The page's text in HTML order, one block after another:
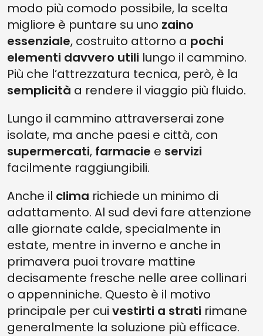
modo più comodo possibile, la scelta
migliore è puntare su uno zaino
essenziale, costruito attorno a pochi
elementi davvero utili lungo il cammino.
Più che l’attrezzatura tecnica, però, è la
semplicità a rendere il viaggio più fluido.
Lungo il cammino attraverserai zone
isolate, ma anche paesi e città, con
supermercati, farmacie e servizi
facilmente raggiungibili.
Anche il clima richiede un minimo di
adattamento. Al sud devi fare attenzione
alle giornate calde, specialmente in
estate, mentre in inverno e anche in
primavera puoi trovare mattine
decisamente fresche nelle aree collinari
o appenniniche. Questo è il motivo
principale per cui vestirti a strati rimane
generalmente la soluzione più efficace.